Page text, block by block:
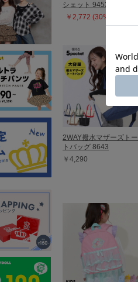
シェット 9453
￥2,772 (30%OFF)
2WAY撥水マザーズトー
トバッグ 8643
￥4,290